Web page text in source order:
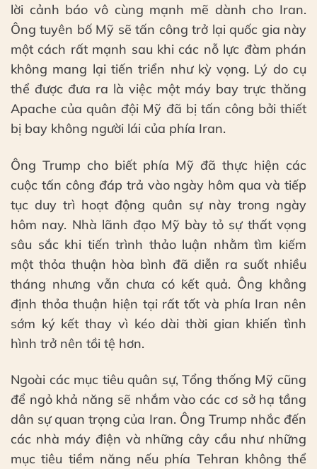
lời cảnh báo vô cùng mạnh mẽ dành cho Iran.
Ông tuyên bố Mỹ sẽ tấn công trở lại quốc gia này
một cách rất mạnh sau khi các nỗ lực đàm phán
không mang lại tiến triển như kỳ vọng. Lý do cụ
thể được đưa ra là việc một máy bay trực thăng
Apache của quân đội Mỹ đã bị tấn công bởi thiết
bị bay không người lái của phía Iran.
Ông Trump cho biết phía Mỹ đã thực hiện các
cuộc tấn công đáp trả vào ngày hôm qua và tiếp
tục duy trì hoạt động quân sự này trong ngày
hôm nay. Nhà lãnh đạo Mỹ bày tỏ sự thất vọng
sâu sắc khi tiến trình thảo luận nhằm tìm kiếm
một thỏa thuận hòa bình đã diễn ra suốt nhiều
tháng nhưng vẫn chưa có kết quả. Ông khẳng
định thỏa thuận hiện tại rất tốt và phía Iran nên
sớm ký kết thay vì kéo dài thời gian khiến tình
hình trở nên tồi tệ hơn.
Ngoài các mục tiêu quân sự, Tổng thống Mỹ cũng
để ngỏ khả năng sẽ nhắm vào các cơ sở hạ tầng
dân sự quan trọng của Iran. Ông Trump nhắc đến
các nhà máy điện và những cây cầu như những
mục tiêu tiềm năng nếu phía Tehran không thể